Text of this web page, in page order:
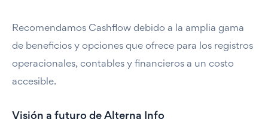
Recomendamos Cashflow debido a la amplia gama
de beneficios y opciones que ofrece para los registros
operacionales, contables y financieros a un costo
accesible.
Visión a futuro de Alterna Info